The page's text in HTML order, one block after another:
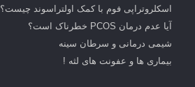
اسکلروتراپی فوم با کمک اولتراسوند چیست؟
آیا عدم درمان PCOS خطرناک است؟
شیمی درمانی و سرطان سینه
بیماری ها و عفونت های لثه !